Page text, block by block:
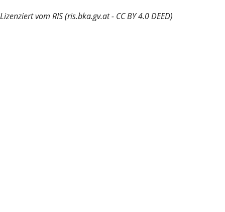
Lizenziert vom RIS (ris.bka.gv.at - CC BY 4.0 DEED)